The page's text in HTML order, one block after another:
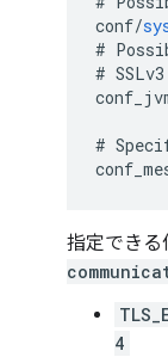
conf/
#
# SSLv3
#
指定できる
4